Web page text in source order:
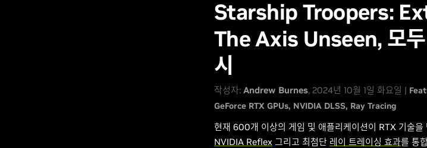
Starship Troopers:
The Axis Unseen, 모
시
작성자: Andrew Burnes, 2024년 10월 1일 화요일 |
GeForce RTX GPUs NVIDIA DLSS Ray Tracing
현재 600개 이상의 게임 및 애플리케이션이 RTX 기술을
NVIDIA Reflex 그리고 최첨단 레이 트레이싱 효과를 통